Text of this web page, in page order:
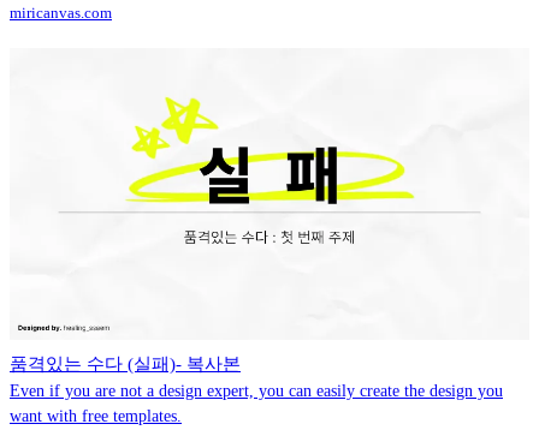
miricanvas.com
품격있는 수다 (실패)- 복사본
Even if you are not a design expert, you can easily create the design you
want with free templates.